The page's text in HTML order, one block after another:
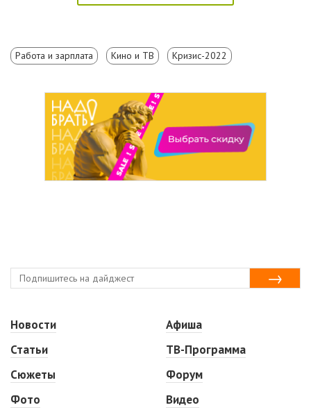
Работа и зарплата Кино и ТВ Кризис-2022
Новости
Статьи
Сюжеты
Фото
Афиша
ТВ-Программа
Форум
Видео